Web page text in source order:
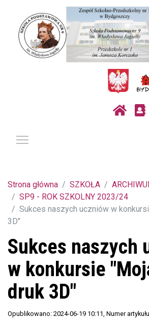
Strona główna SZKOŁA
SP9 - ROK SZKOLNY 2023/24
Sukces naszych uczniów w
3D"
Sukces naszych
w konkursie
druk 3D"
Opublikowano: 2024-06-19 10:11, Numer